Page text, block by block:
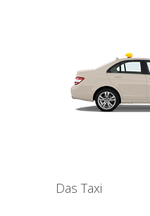
Das Taxi